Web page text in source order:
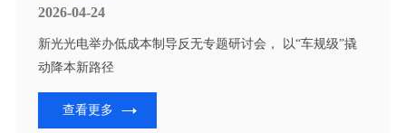
2026-04-24
新光光电举办低成本制导反无专题研讨会， 以“车规级”撬
动降本新路径
查看更多